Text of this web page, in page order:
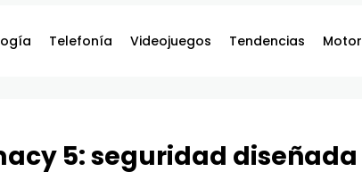
Telefonía Videojuegos Tendencias Motor
5: seguridad diseñada